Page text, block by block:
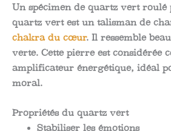
de
prix :
1.06$
à
Un spécimen de quartz vert roulé
quartz vert est un talisman de
chakra du cœur. Il ressemble
verte. Cette pierre est considérée
amplificateur énergétique, idéal
moral.
Propriétés du quartz vert
Stabiliser les émotions